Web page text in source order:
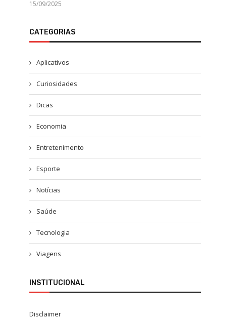
15/09/2025
CATEGORIAS
Aplicativos
Curiosidades
Dicas
Economia
Entretenimento
Esporte
Notícias
Saúde
Tecnologia
Viagens
INSTITUCIONAL
Disclaimer